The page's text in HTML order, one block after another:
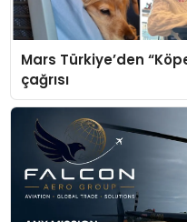
Mars Türkiye’den
çağrısı